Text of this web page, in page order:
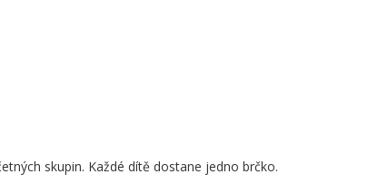
skupin. Každé dítě dostane jedno brčko.